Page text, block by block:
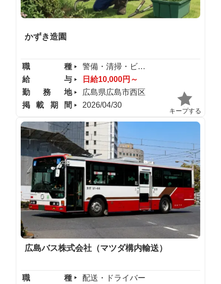
かずき造園
職種
警備・清掃・ビル管理
給与
日給10,000円～
勤務地
広島県広島市西区
掲載期間
2026/04/30
キープする
広島バス株式会社（マツダ構内輸送）
職種
配送・ドライバー